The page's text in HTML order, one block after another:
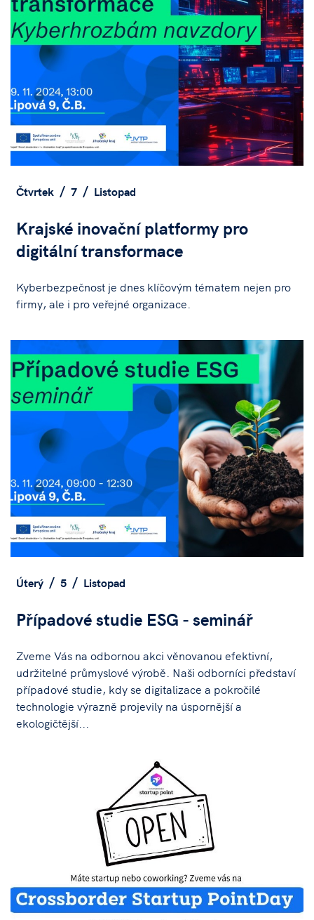
Čtvrtek 7 Listopad
Krajské inovační platformy pro
digitální transformace
Kyberbezpečnost je dnes klíčovým tématem nejen pro
firmy, ale i pro veřejné organizace.
Úterý 5 Listopad
Případové studie ESG - seminář
Zveme Vás na odbornou akci věnovanou efektivní,
udržitelné průmyslové výrobě. Naši odborníci představí
případové studie, kdy se digitalizace a pokročilé
technologie výrazně projevily na úspornější a
ekologičtější...